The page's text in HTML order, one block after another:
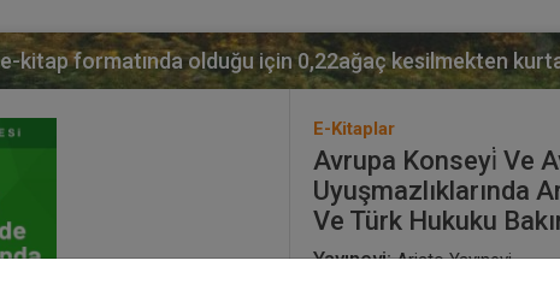
kitap formatında olduğu için0,22ağaç kesilmekten
E-Kitaplar
Avrupa Konseyi̇ Ve
Uyuşmazlıklarında
Ve Türk Hukuku
Yayınevi: Aristo Yayınevi